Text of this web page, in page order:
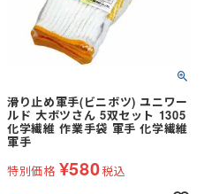
滑り止め軍手(ビニボツ) ユニワー
ルド 大ボツさん 5双セット 1305
化学繊維 作業手袋 軍手 化学繊維
軍手
特別価格 ¥580税込